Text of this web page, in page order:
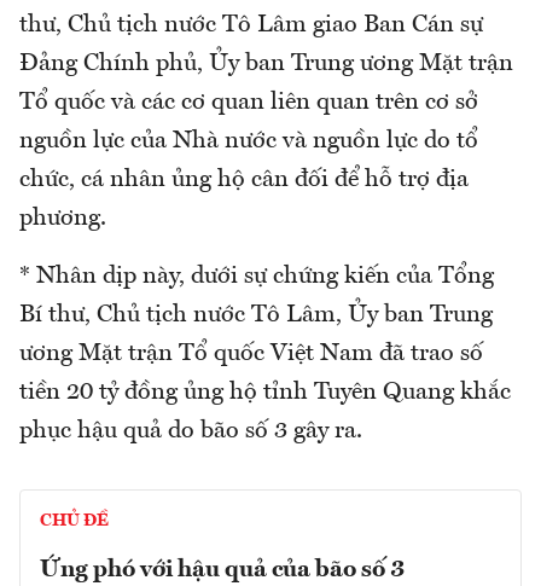
thư, Chủ tịch nước Tô Lâm giao Ban Cán sự
Đảng Chính phủ, Ủy ban Trung ương Mặt trận
Tổ quốc và các cơ quan liên quan trên cơ sở
nguồn lực của Nhà nước và nguồn lực do tổ
chức, cá nhân ủng hộ cân đối để hỗ trợ địa
phương.
* Nhân dịp này, dưới sự chứng kiến của Tổng
Bí thư, Chủ tịch nước Tô Lâm, Ủy ban Trung
ương Mặt trận Tổ quốc Việt Nam đã trao số
tiền 20 tỷ đồng ủng hộ tỉnh Tuyên Quang khắc
phục hậu quả do bão số 3 gây ra.
CHỦ ĐỀ
Ứng phó với hậu quả của bão số 3